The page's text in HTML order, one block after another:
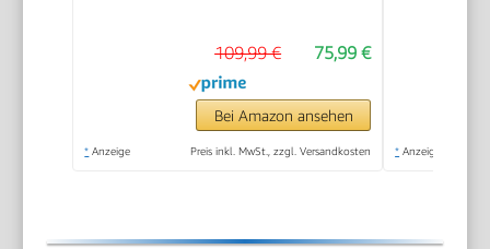
75,99 €
109,99 €
Bei Amazon ansehen
* Anzeige Preis inkl. MwSt., zzgl. Versandkosten * Anzeige